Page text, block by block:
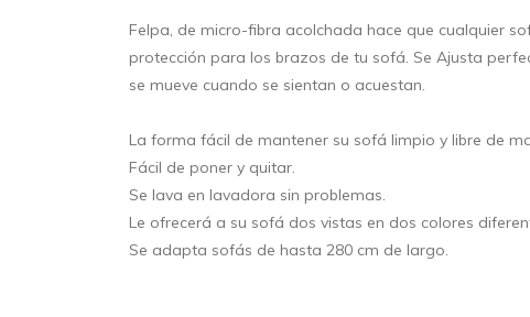
Felpa, de micro-fibra acolchada hace que cualquier
protección para los brazos de tu sofá. Se Ajusta
se mueve cuando se sientan o acuestan.
La forma fácil de mantener su sofá limpio y libre de
Fácil de poner y quitar.
Se lava en lavadora sin problemas.
Le ofrecerá a su sofá dos vistas en dos colores
Se adapta sofás de hasta 280 cm de largo.